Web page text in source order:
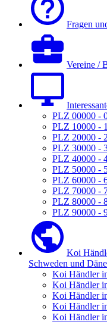
Fragen
Vereine /
PLZ 00000 -
PLZ 10000 -
PLZ 20000 -
PLZ 30000 -
PLZ 40000 -
PLZ 50000 -
PLZ 60000 -
PLZ 70000 -
PLZ 80000 -
PLZ 90000 -
Koi
Schweden und
Koi Händler
Koi Händler
Koi Händler
Koi Händler
Koi Händler